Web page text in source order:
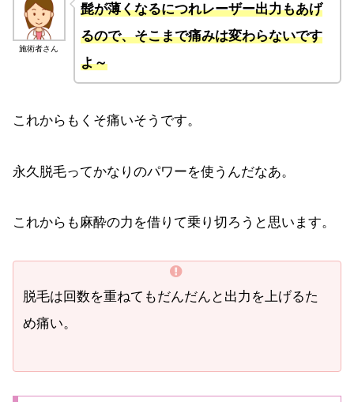
施術者さん
髭が薄くなるにつれレーザー出力もあげ
るので、そこまで痛みは変わらないです
よ～
これからもくそ痛いそうです。
永久脱毛ってかなりのパワーを使うんだなあ。
これからも麻酔の力を借りて乗り切ろうと思います。
脱毛は回数を重ねてもだんだんと出力を上げるた
め痛い。